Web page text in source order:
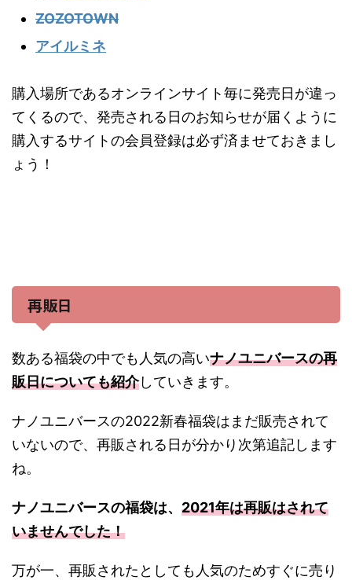
ZOZOTOWN
アイルミネ
購入場所であるオンラインサイト毎に発売日が違っ
てくるので、発売される日のお知らせが届くように
購入するサイトの会員登録は必ず済ませておきまし
ょう！
再販日
数ある福袋の中でも人気の高いナノユニバースの再
販日についても紹介していきます。
ナノユニバースの2022新春福袋はまだ販売されて
いないので、再販される日が分かり次第追記します
ね。
ナノユニバースの福袋は、 2021年は再販はされて
いませんでした！
万が一、再販されたとしても人気のためすぐに売り